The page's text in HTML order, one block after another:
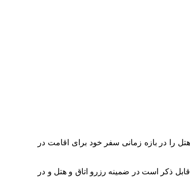
را در بازه زمانی سفر خود برای اقامت در
قابل ذکر است در ضمینه رزرو اتاق و هتل و در